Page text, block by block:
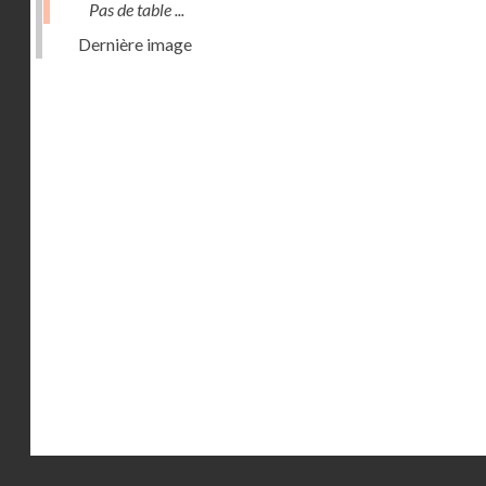
Pas de table ...
Dernière image